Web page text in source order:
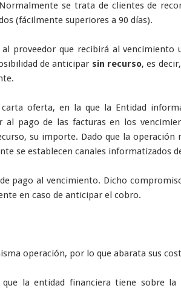
se trata de clientes de
(fácilmente superiores a 90 días).
proveedor que recibirá al vencimiento
de anticipar sin recurso, es
oferta, en la que la Entidad
al pago de las facturas en los
su importe. Dado que la operación
se establecen canales informatizados
pago al vencimiento. Dicho
en caso de anticipar el cobro.
operación, por lo que abarata sus
la entidad financiera tiene sobre la